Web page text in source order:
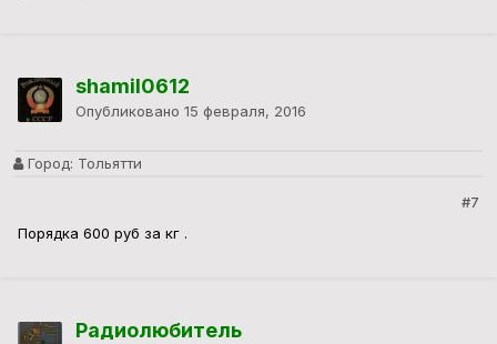
shamil0612
Опубликовано 15 февраля, 2016
Город: Тольятти
#7
Порядка 600 руб за кг .
Радиолюбитель